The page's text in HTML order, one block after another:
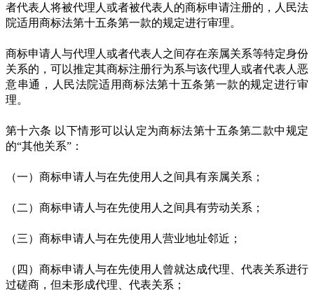
者代表人将被代理人或者被代表人的商标申请注册的，人民法
院适用商标法第十五条第一款的规定进行审理。
商标申请人与代理人或者代表人之间存在亲属关系等特定身份
关系的，可以推定其商标注册行为系与该代理人或者代表人恶
意串通，人民法院适用商标法第十五条第一款的规定进行审
理。
第十六条 以下情形可以认定为商标法第十五条第二款中规定
的“其他关系”：
（一）商标申请人与在先使用人之间具有亲属关系；
（二）商标申请人与在先使用人之间具有劳动关系；
（三）商标申请人与在先使用人营业地址邻近；
（四）商标申请人与在先使用人曾就达成代理、代表关系进行
过磋商，但未形成代理、代表关系；